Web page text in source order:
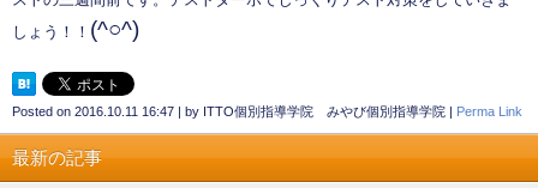
しょう！！ (^○^)
Posted on 2016.10.11 16:47 | by ITTO個別指導学院 みやび個別指導学院 | Perma Link
最新の記事